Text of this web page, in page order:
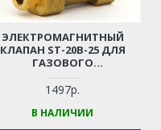
ЭЛЕКТРОМАГНИТНЫЙ
КЛАПАН ST-20B-25 ДЛЯ
ГАЗОВОГО
ПУШЕК
1497р.
В НАЛИЧИИ